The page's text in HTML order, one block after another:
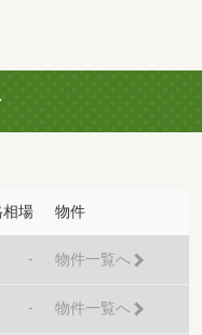
相場 物件
- 物件一覧へ
- 物件一覧へ